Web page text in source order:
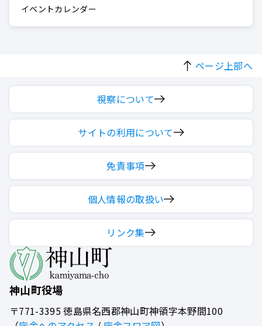
イベントカレンダー
ページ上部へ
神山町役場
〒771-3395徳島県名西郡神山町神領字本野間100
視察について
サイトの利用について
免責事項
個人情報の取扱い
リンク集